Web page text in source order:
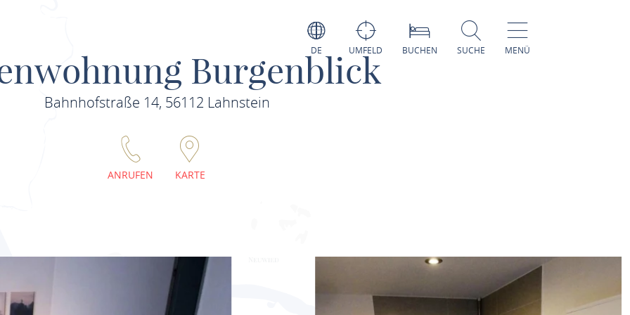
DE UMFELD BUCHEN SUCHE MENÜ
Burgenblick
Bahnhofstraße 14, 56112 Lahnstein
ANRUFEN KARTE